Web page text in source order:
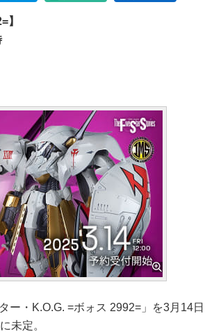
】
・K.O.G. =ボォス 2992=」を3月14日
未定。